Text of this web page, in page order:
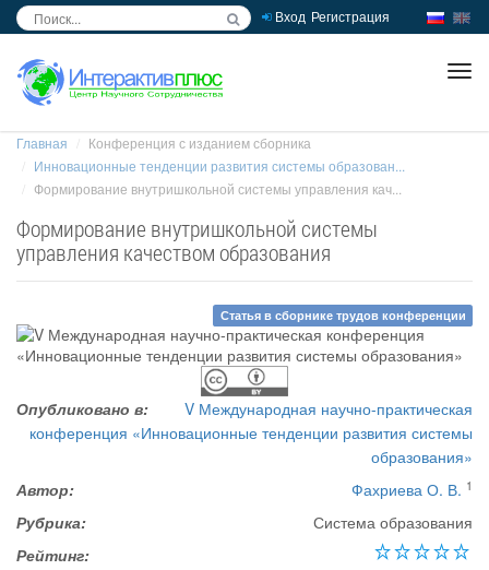
Вход Регистрация
Главная
Конференция с изданием сборника
Инновационные тенденции развития системы образован...
Формирование внутришкольной системы управления кач...
Формирование внутришкольной системы
управления качеством образования
Статья в сборнике трудов конференции
Опубликовано в:
V Международная научно-практическая
конференция «Инновационные тенденции развития системы
образования»
Автор:
Фахриева О. В. 1
Рубрика:
Система образования
Рейтинг: